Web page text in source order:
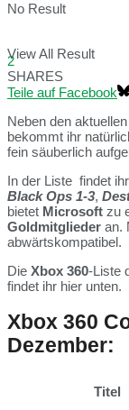
No Result
View All Result
2
SHARES
Teile auf Facebook
Neben den aktuellen
bekommt ihr
fein säuberlich
In der Liste findet
Black Ops 1-3,
bietet Microsoft zu
Goldmitglieder an.
abwärtskompatibel.
Die Xbox 360-Liste
findet ihr hier unten.
Xbox 360
Dezember:
Titel